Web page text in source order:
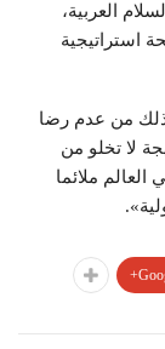
العربية،
استراتيجية
ذلك من عدم رضا
لا تخلو من
ملائما